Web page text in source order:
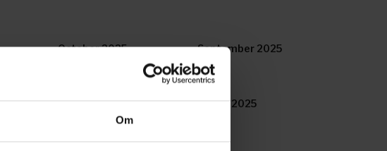
Om
October 2025 September 2025
April 2025 March 2025